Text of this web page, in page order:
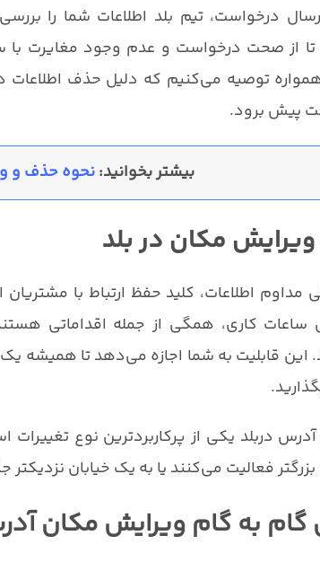
درخواست، تیم بلد اطلاعات شما را
از صحت درخواست و عدم وجود مغایرت با
توصیه می‌کنیم که دلیل حذف اطلاعات
پیش برود.
بیشتر بخوانید:نحوه حذف و
مکان در بلد
مداوم اطلاعات، کلید حفظ ارتباط با
ساعات کاری، همگی از جمله اقداماتی
قابلیت به شما اجازه می‌دهد تا همیشه
دربلد یکی از پرکاربردترین نوع
فعالیت می‌کنند یا به یک خیابان نزدیکتر
گام به گام ویرایش مکان